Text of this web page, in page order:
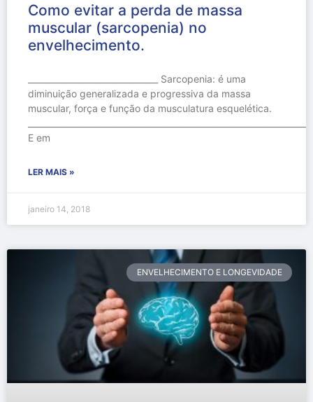
Como evitar a perda de massa
muscular (sarcopenia) no
envelhecimento.
_______________________________ Sarcopenia: é uma
diminuição generalizada e progressiva da massa
muscular, força e função da musculatura esquelética.
E em
LER MAIS »
janeiro 14, 2018
ENVELHECIMENTO E LONGEVIDADE